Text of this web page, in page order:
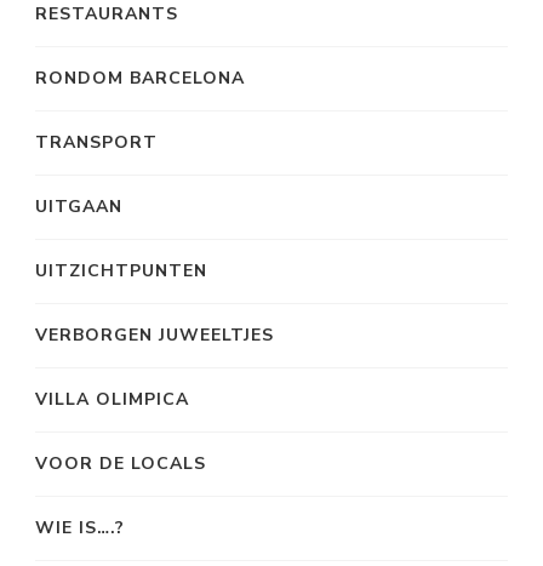
RESTAURANTS
RONDOM BARCELONA
TRANSPORT
UITGAAN
UITZICHTPUNTEN
VERBORGEN JUWEELTJES
VILLA OLIMPICA
VOOR DE LOCALS
WIE IS….?